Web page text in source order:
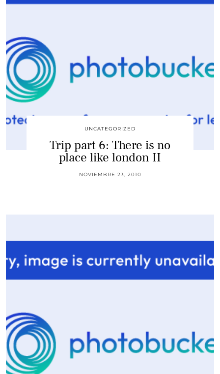
UNCATEGORIZED
Trip part 6: There is no
place like london II
NOVIEMBRE 23, 2010